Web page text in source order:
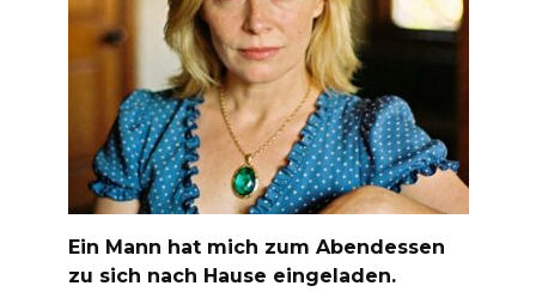
Ein Mann hat mich zum Abendessen
zu sich nach Hause eingeladen.